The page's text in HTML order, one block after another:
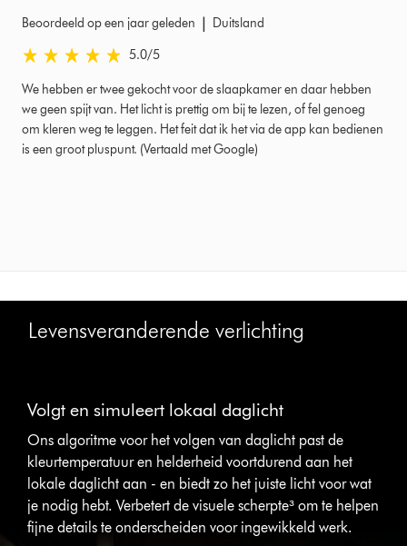
Beoordeeld op een jaar geleden |
Duitsland
5.0 sterren van 5 van Beoordeeld op een jaar geleden Ratings
5.0/5
We hebben er twee gekocht voor de slaapkamer en daar hebben
we geen spijt van. Het licht is prettig om bij te lezen, of fel genoeg
om kleren weg te leggen. Het feit dat ik het via de app kan bedienen
is een groot pluspunt. (Vertaald met Google)
Levensveranderende verlichting
Volgt en simuleert lokaal daglicht
Ons algoritme voor het volgen van daglicht past de
kleurtemperatuur en helderheid voortdurend aan het
lokale daglicht aan - en biedt zo het juiste licht voor wat
je nodig hebt. Verbetert de visuele scherpte³ om te helpen
fijne details te onderscheiden voor ingewikkeld werk.